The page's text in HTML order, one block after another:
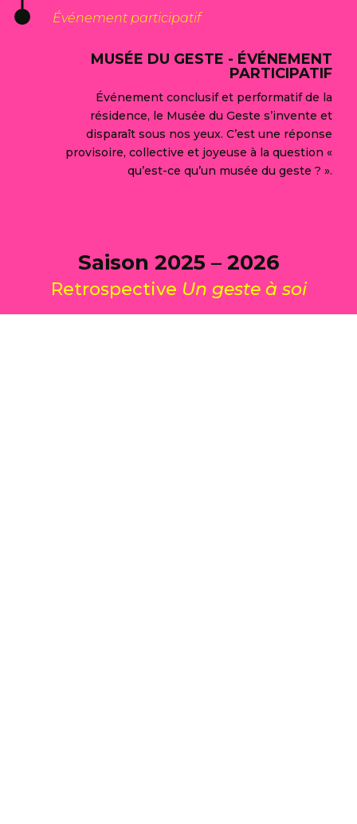
Événement participatif
MUSÉE DU GESTE - ÉVÉNEMENT
PARTICIPATIF
Événement conclusif et performatif de la
résidence, le Musée du Geste s’invente et
disparaît sous nos yeux. C’est une réponse
provisoire, collective et joyeuse à la question «
qu’est-ce qu’un musée du geste ? ».
Saison 2025 – 2026
Retrospective Un geste à soi